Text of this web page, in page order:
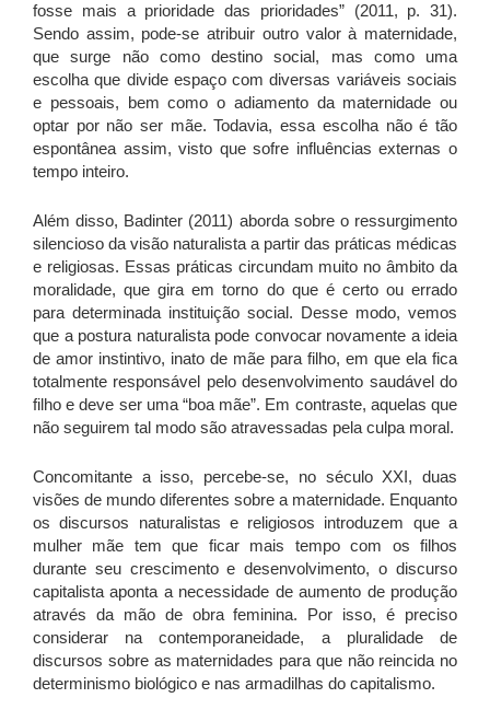
fosse mais a prioridade das prioridades” (2011, p. 31).
Sendo assim, pode-se atribuir outro valor à maternidade,
que surge não como destino social, mas como uma
escolha que divide espaço com diversas variáveis sociais
e pessoais, bem como o adiamento da maternidade ou
optar por não ser mãe. Todavia, essa escolha não é tão
espontânea assim, visto que sofre influências externas o
tempo inteiro.
Além disso, Badinter (2011) aborda sobre o ressurgimento
silencioso da visão naturalista a partir das práticas médicas
e religiosas. Essas práticas circundam muito no âmbito da
moralidade, que gira em torno do que é certo ou errado
para determinada instituição social. Desse modo, vemos
que a postura naturalista pode convocar novamente a ideia
de amor instintivo, inato de mãe para filho, em que ela fica
totalmente responsável pelo desenvolvimento saudável do
filho e deve ser uma “boa mãe”. Em contraste, aquelas que
não seguirem tal modo são atravessadas pela culpa moral.
Concomitante a isso, percebe-se, no século XXI, duas
visões de mundo diferentes sobre a maternidade. Enquanto
os discursos naturalistas e religiosos introduzem que a
mulher mãe tem que ficar mais tempo com os filhos
durante seu crescimento e desenvolvimento, o discurso
capitalista aponta a necessidade de aumento de produção
através da mão de obra feminina. Por isso, é preciso
considerar na contemporaneidade, a pluralidade de
discursos sobre as maternidades para que não reincida no
determinismo biológico e nas armadilhas do capitalismo.